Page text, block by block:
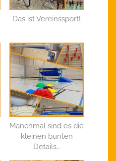
Das ist Vereinssport!
Manchmal sind es die
kleinen bunten
Details…